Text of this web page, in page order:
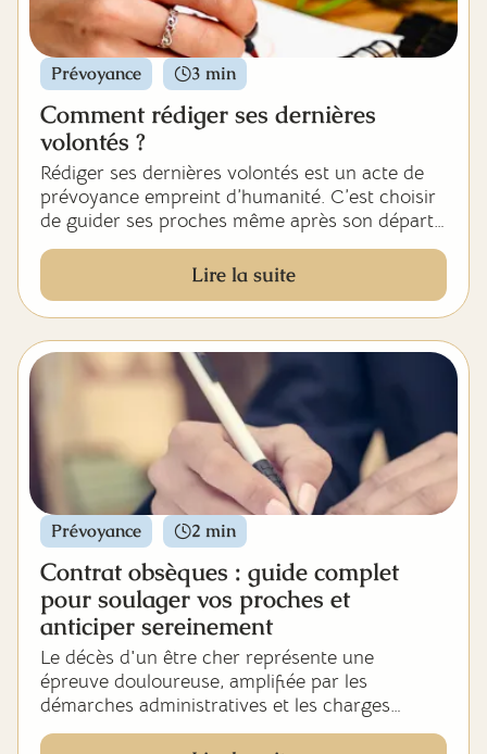
Prévoyance 3 min
Comment rédiger ses dernières
volontés ?
Rédiger ses dernières volontés est un acte de
prévoyance empreint d’humanité. C’est choisir
de guider ses proches même après son départ,
en leur évitant des décisions difficiles dans un
Mais par où commencer ? Que faut-il écrire ?
Et surtout, comment s’assurer que ces volontés
seront respectées ?
Dans cet article, Déva vous accompagne pas à
pas dans cette démarche essentielle, souvent
méconnue mais profondément apaisante, tant
pour soi que pour ses proches.
Lire la suite
Prévoyance 2 min
Contrat obsèques : guide complet
pour soulager vos proches et
anticiper sereinement
Le décès d'un être cher représente une
épreuve douloureuse, amplifiée par les
démarches administratives et les charges
financières liées aux obsèques. Souscrire un